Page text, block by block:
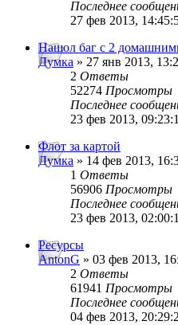
Последнее
27 фев 2013,
Нашол баг с 2
Думка » 27 янв 2013,
2 Ответы
52274 Просмотры
Последнее
23 фев 2013,
Флот за картой
Думка » 14 фев 2013,
1 Ответы
56906 Просмотры
Последнее
23 фев 2013,
Ресурсы
AntonG » 03 фев 2013,
2 Ответы
61941 Просмотры
Последнее
04 фев 2013,